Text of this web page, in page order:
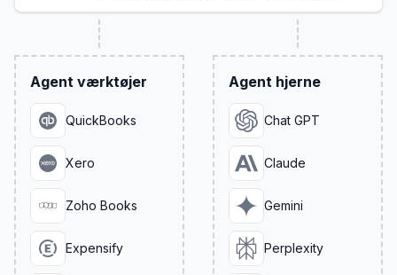
Agent værktøjer
QuickBooks
Xero
Zoho Books
Expensify
Agent hjerne
Chat GPT
Claude
Gemini
Perplexity